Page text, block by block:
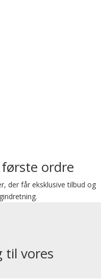
ordre
der får eksklusive tilbud og
til vores